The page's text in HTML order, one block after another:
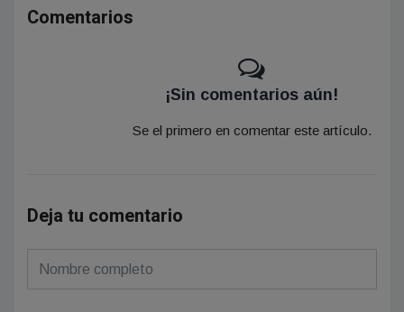
Comentarios
¡Sin comentarios aún!
Se el primero en comentar este artículo.
Deja tu comentario